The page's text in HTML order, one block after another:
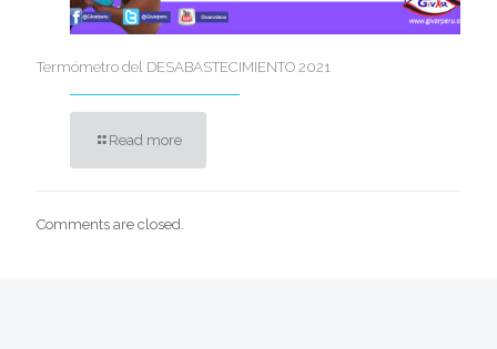
Termómetro del DESABASTECIMIENTO 2021
Read more
Comments are closed.